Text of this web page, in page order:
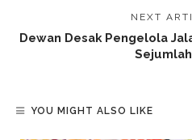
NEXT
Dewan Desak Pengelola
YOU MIGHT ALSO LIKE